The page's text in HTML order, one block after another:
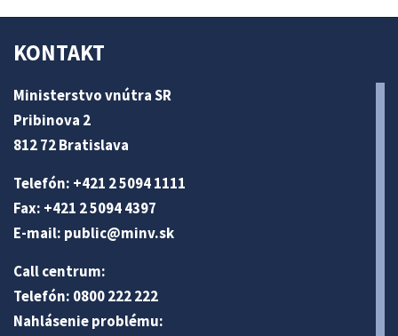
KONTAKT
Ministerstvo vnútra SR
Pribinova 2
812 72 Bratislava
Telefón: +421 2 5094 1111
Fax: +421 2 5094 4397
E-mail: public@minv.sk
Call centrum:
Telefón: 0800 222 222
Nahlásenie problému: